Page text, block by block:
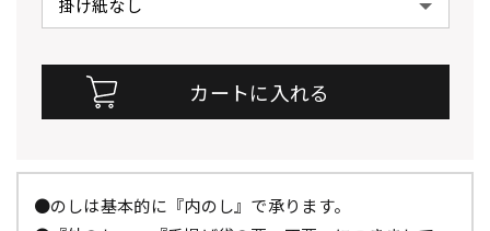
●のしは基本的に『内のし』で承ります。